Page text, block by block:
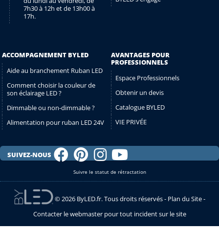
7h30 à 12h et de 13h00 à
17h.
ACCOMPAGNEMENT BYLED
Aide au branchement Ruban LED
Comment choisir la couleur de
son éclairage LED ?
Dimmable ou non-dimmable ?
Alimentation pour ruban LED 24V
AVANTAGES POUR
PROFESSIONNELS
Espace Professionnels
Obtenir un devis
Catalogue BYLED
VIE PRIVÉE
SUIVEZ-NOUS
Suivre le statut de rétractation
© 2026 ByLED.fr. Tous droits réservés - Plan du Site-
Contacter le webmaster pour tout incident sur le site